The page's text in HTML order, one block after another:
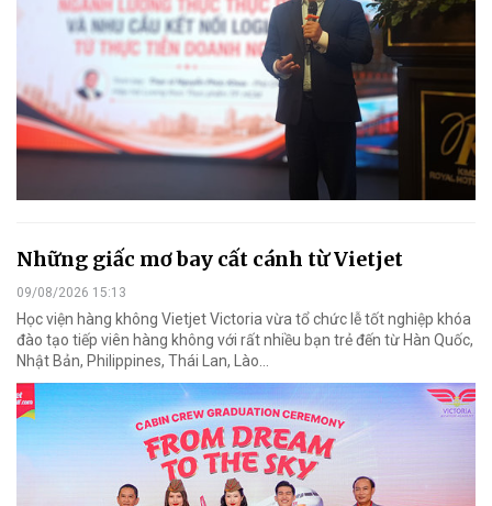
Những giấc mơ bay cất cánh từ Vietjet
09/08/2026 15:13
Học viện hàng không Vietjet Victoria vừa tổ chức lễ tốt nghiệp khóa
đào tạo tiếp viên hàng không với rất nhiều bạn trẻ đến từ Hàn Quốc,
Nhật Bản, Philippines, Thái Lan, Lào…